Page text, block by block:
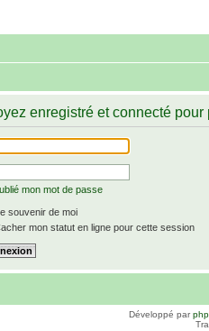
enregistré et connecté
mon mot de passe
souvenir de moi
mon statut en ligne pour cette session
Développé par